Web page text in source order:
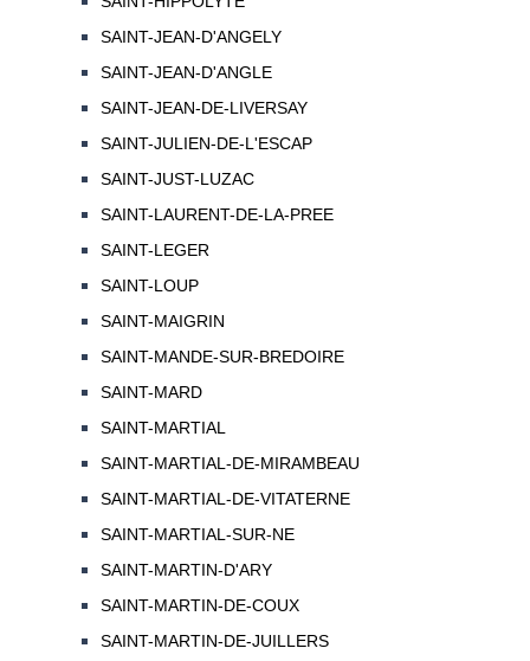
SAINT-JEAN-D'ANGELY
SAINT-JEAN-D'ANGLE
SAINT-JEAN-DE-LIVERSAY
SAINT-JULIEN-DE-L'ESCAP
SAINT-JUST-LUZAC
SAINT-LAURENT-DE-LA-PREE
SAINT-LEGER
SAINT-LOUP
SAINT-MAIGRIN
SAINT-MANDE-SUR-BREDOIRE
SAINT-MARD
SAINT-MARTIAL
SAINT-MARTIAL-DE-MIRAMBEAU
SAINT-MARTIAL-DE-VITATERNE
SAINT-MARTIAL-SUR-NE
SAINT-MARTIN-D'ARY
SAINT-MARTIN-DE-COUX
SAINT-MARTIN-DE-JUILLERS